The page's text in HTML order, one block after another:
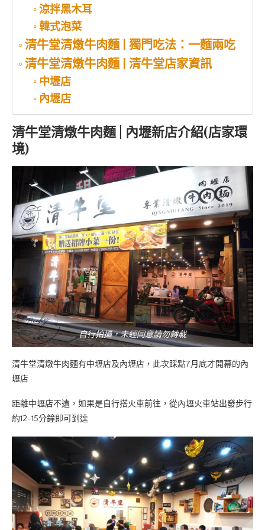
涼拌黑木耳
韓式泡菜
清牛堂清燉牛肉麵 | 獨門吃法：一麵兩吃
清牛堂清燉牛肉麵 | 清牛堂店家資訊
中壢店
內壢店
清牛堂清燉牛肉麵 | 內壢新店介紹(店家環
境)
自行拍攝，未經同意請勿轉載
清牛堂清燉牛肉麵有中壢店及內壢店，此次踩點7月底才開幕的內
壢店
距離中壢店不遠，如果是自行搭火車前往，從內壢火車站出發步行
約12~15分鐘即可到達